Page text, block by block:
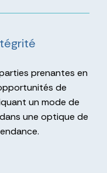
prenantes en
de
un mode de
une optique de